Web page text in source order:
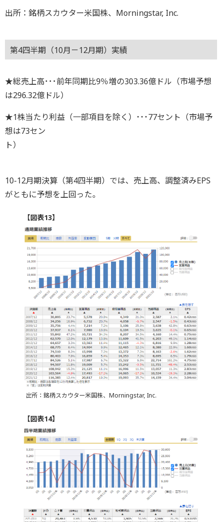
出所：銘柄スカウター米国株、Morningstar, Inc.
第4四半期（10月－12月期）実績
★総売上高･･･前年同期比9％増の303.36億ドル（市場予想
は296.32億ドル）
★1株当たり利益（一部項目を除く）･･･77セント（市場予
想は73セン
ト）
10-12月期決算（第4四半期）では、売上高、調整済みEPS
がともに予想を上回った。
【図表13】
出所：銘柄スカウター米国株、Morningstar, Inc.
【図表14】